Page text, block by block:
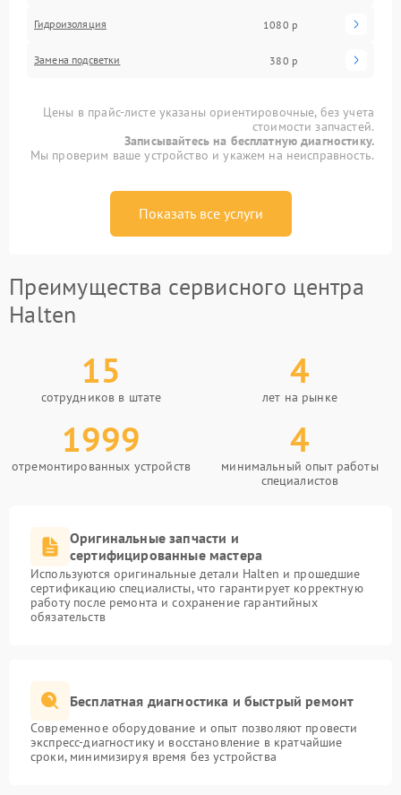
Гидроизоляция 1080 р
Замена подсветки 380 р
Цены в прайс-листе указаны ориентировочные, без учета
стоимости запчастей.
Записывайтесь на бесплатную диагностику.
Мы проверим ваше устройство и укажем на неисправность.
Показать все услуги
Преимущества сервисного центра
Halten
15
сотрудников в штате
4
лет на рынке
1999
отремонтированных устройств
4
минимальный опыт работы
специалистов
Оригинальные запчасти и
сертифицированные мастера
Используются оригинальные детали Halten и прошедшие
сертификацию специалисты, что гарантирует корректную
работу после ремонта и сохранение гарантийных
обязательств
Бесплатная диагностика и быстрый ремонт
Современное оборудование и опыт позволяют провести
экспресс-диагностику и восстановление в кратчайшие
сроки, минимизируя время без устройства